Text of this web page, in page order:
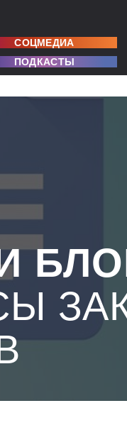
СОЦМЕДИА
ПОДКАСТЫ